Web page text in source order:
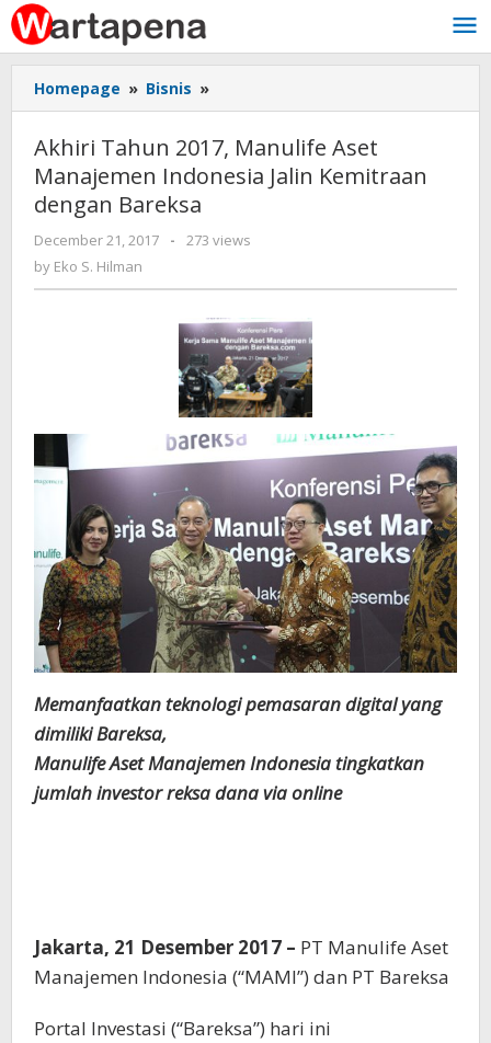
Skip
to
content
Homepage » Bisnis »
Tahun
Manulife
Aset
Jalin
dengan
Bareksa
Akhiri Tahun 2017, Manulife Aset
Manajemen Indonesia Jalin Kemitraan
dengan Bareksa
December 21, 2017
by
-
273 views
by Eko S. Hilman
Memanfaatkan teknologi pemasaran digital yang
dimiliki Bareksa,
Manulife Aset Manajemen Indonesia tingkatkan
jumlah investor reksa dana via online
Jakarta, 21 Desember 2017 – PT Manulife Aset
Manajemen Indonesia (“MAMI”) dan PT Bareksa
Portal Investasi (“Bareksa”) hari ini